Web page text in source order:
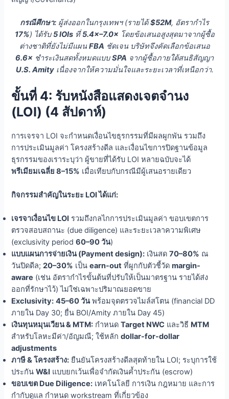
กรณีศึกษา: ผู้ส่งออกในกรุงเทพฯ (รายได้$52M, อัตรากำไร
17%) ได้รับ5 IOIsที่5.4×–7.0× โดยข้อเสนอสูงสุดมาจากผู้ซื้อ
ต่างชาติที่ยังไม่มีแผน FBA ชัดเจน บริษัทจึงคัดเลือกข้อเสนอ
6.6× ชำระเงินสดทั้งหมดแบบSPA จากผู้ซื้อภายใต้สนธิสัญญา
U.S. Amityเนื่องจากให้ความมั่นใจและระยะเวลาที่เหนือกว่า.
ขั้นที่ 4: รับหนังสือแสดงเจตจำนง
(LOI) (4 สัปดาห์)
การเจรจา LOI จะกำหนดเงื่อนไขธุรกรรมที่มีผลผูกพัน รวมถึง
การประเมินมูลค่า โครงสร้างดีล และเงื่อนไขการปิดฐานข้อมูล
ธุรกรรมของเราระบุว่า ผู้ขายที่ได้รับ LOI หลายฉบับจะได้
พรีเมียมเฉลี่ย 8–15% เมื่อเทียบกับกรณีมีผู้เสนอรายเดียว
กิจกรรมสำคัญในระยะ LOI ได้แก่:
เจรจาเงื่อนไข LOI รวมถึงกลไกการประเมินมูลค่า ขอบเขตการ
ตรวจสอบสถานะ (due diligence) และระยะเวลาความพิเศษ
(exclusivity period60–90 วัน)
แบบแผนการจ่ายเงิน (Payment design): เงินสด70–80% ณ
วันปิดดีล;20–30% เป็นearn-out ที่ผูกกับตัวชี้วัดmargin-
aware (เช่น อัตรากำไรขั้นต้นที่ปรับให้เป็นมาตรฐาน รายได้ส่ง
ออกที่รักษาไว้) ไม่ใช่เฉพาะปริมาณยอดขาย
Exclusivity: 45–60 วันพร้อมจุดตรวจไมล์สโตน (financial DD
ภายใน Day 30; ยื่น BOI/Amity ภายใน Day 45)
เงินทุนหมุนเวียน & MTM: กำหนดTarget NWC และวิธี MTM
สำหรับโลหะมีค่า/อัญมณี; ใช้หลักdollar-for-dollar
adjustments
ภาษี & โครงสร้าง: ยืนยันโครงสร้างดีลสุดท้ายใน LOI; ระบุการใช้
ประกันW&I แบบยกเว้นเพื่อจำกัดเงินค้ำประกัน (escrow)
ขอบเขต Due Diligence: เทคโนโลยี การเงิน กฎหมาย และการ
กำกับดูแล กำหนด workstream ที่เกี่ยวข้อง